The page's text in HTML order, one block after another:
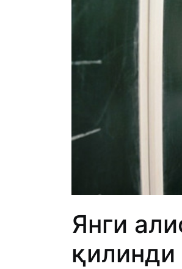
Янги
қилинди